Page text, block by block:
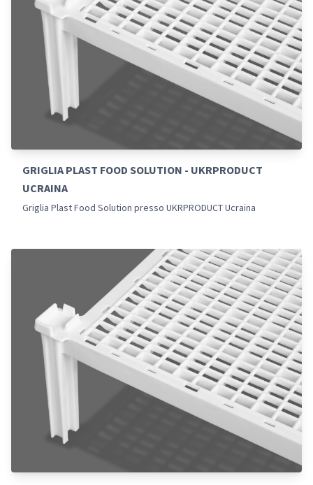
GRIGLIA PLAST FOOD SOLUTION - UKRPRODUCT
UCRAINA
Griglia Plast Food Solution presso UKRPRODUCT Ucraina